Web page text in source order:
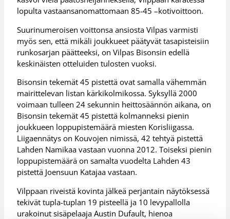
lopulta vastaansanomattomaan 85-45 –kotivoittoon.
Suurinumeroisen voittonsa ansiosta Vilpas varmisti
myös sen, että mikäli joukkueet päätyvät tasapisteisiin
runkosarjan päätteeksi, on Vilpas Bisonsin edellä
keskinäisten otteluiden tulosten vuoksi.
Bisonsin tekemät 45 pistettä ovat samalla vähemmän
mairittelevan listan kärkikolmikossa. Syksyllä 2000
voimaan tulleen 24 sekunnin heittosäännön aikana, on
Bisonsin tekemät 45 pistettä kolmanneksi pienin
joukkueen loppupistemäärä miesten Korisliigassa.
Liigaennätys on Kouvojen nimissä, 42 tehtyä pistettä
Lahden Namikaa vastaan vuonna 2012. Toiseksi pienin
loppupistemäärä on samalta vuodelta Lahden 43
pistettä Joensuun Katajaa vastaan.
Vilppaan riveistä kovinta jälkeä perjantain näytöksessä
tekivät tupla-tuplan 19 pisteellä ja 10 levypallolla
urakoinut sisäpelaaja Austin Dufault, hienoa